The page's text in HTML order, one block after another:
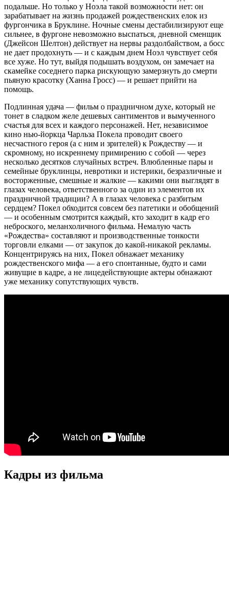
подальше. Но только у Ноэла такой возможности нет: он
зарабатывает на жизнь продажей рождественских елок из
фургончика в Бруклине. Ночные смены дестабилизируют еще
сильнее, в фургоне невозможно выспаться, дневной сменщик
(Джейсон Шелтон) действует на нервы раздолбайством, а босс
не дает продохнуть — и с каждым днем Ноэл чувствует себя
все хуже. Но тут, выйдя подышать воздухом, он замечает на
скамейке соседнего парка рискующую замерзнуть до смерти
пьяную красотку (Ханна Гросс) — и решает прийти на
помощь.
Подлинная удача — фильм о праздничном духе, который не
тонет в сладком желе дешевых сантиментов и вымученного
счастья для всех и каждого персонажей. Нет, независимое
кино нью-йоркца Чарльза Покела проводит своего
несчастного героя (а с ним и зрителей) к Рождеству — и
скромному, но искреннему примирению с собой — через
несколько десятков случайных встреч. Влюбленные пары и
семейные бруклинцы, невротики и истерики, безразличные и
восторженные, смешные и жалкие — какими они выглядят в
глазах человека, ответственного за один из элементов их
праздничной традиции? А в глазах человека с разбитым
сердцем? Покел обходится совсем без патетики и обобщений
— и особенным смотрится каждый, кто заходит в кадр его
неброского, меланхоличного фильма. Немалую часть
«Рождества» составляют и производственные тонкости
торговли елками — от закупок до какой-никакой рекламы.
Концентрируясь на них, Покел обнажает механику
рождественского мифа — а его спонтанные, будто и сами
живущие в кадре, а не лицедействующие актеры обнажают
уже механику сопутствующих чувств.
Кадры из фильмa